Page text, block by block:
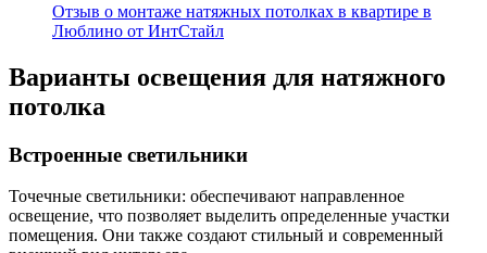
Отзыв о монтаже натяжных потолках в квартире в
Люблино от ИнтСтайл
Варианты освещения для натяжного
потолка
Встроенные светильники
Точечные светильники: обеспечивают направленное
освещение, что позволяет выделить определенные участки
помещения. Они также создают стильный и современный